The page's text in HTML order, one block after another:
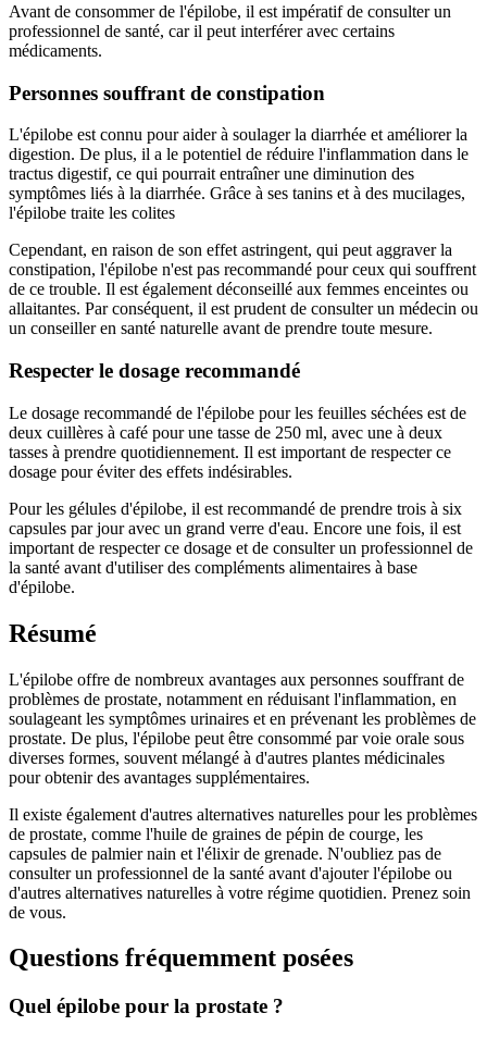
Avant de consommer de l'épilobe, il est impératif de consulter un
professionnel de santé, car il peut interférer avec certains
médicaments.
Personnes souffrant de constipation
L'épilobe est connu pour aider à soulager la diarrhée et améliorer la
digestion. De plus, il a le potentiel de réduire l'inflammation dans le
tractus digestif, ce qui pourrait entraîner une diminution des
symptômes liés à la diarrhée. Grâce à ses tanins et à des mucilages,
l'épilobe traite les colites
Cependant, en raison de son effet astringent, qui peut aggraver la
constipation, l'épilobe n'est pas recommandé pour ceux qui souffrent
de ce trouble. Il est également déconseillé aux femmes enceintes ou
allaitantes. Par conséquent, il est prudent de consulter un médecin ou
un conseiller en santé naturelle avant de prendre toute mesure.
Respecter le dosage recommandé
Le dosage recommandé de l'épilobe pour les feuilles séchées est de
deux cuillères à café pour une tasse de 250 ml, avec une à deux
tasses à prendre quotidiennement. Il est important de respecter ce
dosage pour éviter des effets indésirables.
Pour les gélules d'épilobe, il est recommandé de prendre trois à six
capsules par jour avec un grand verre d'eau. Encore une fois, il est
important de respecter ce dosage et de consulter un professionnel de
la santé avant d'utiliser des compléments alimentaires à base
d'épilobe.
Résumé
L'épilobe offre de nombreux avantages aux personnes souffrant de
problèmes de prostate, notamment en réduisant l'inflammation, en
soulageant les symptômes urinaires et en prévenant les problèmes de
prostate. De plus, l'épilobe peut être consommé par voie orale sous
diverses formes, souvent mélangé à d'autres plantes médicinales
pour obtenir des avantages supplémentaires.
Il existe également d'autres alternatives naturelles pour les problèmes
de prostate, comme l'huile de graines de pépin de courge, les
capsules de palmier nain et l'élixir de grenade. N'oubliez pas de
consulter un professionnel de la santé avant d'ajouter l'épilobe ou
d'autres alternatives naturelles à votre régime quotidien. Prenez soin
de vous.
Questions fréquemment posées
Quel épilobe pour la prostate ?